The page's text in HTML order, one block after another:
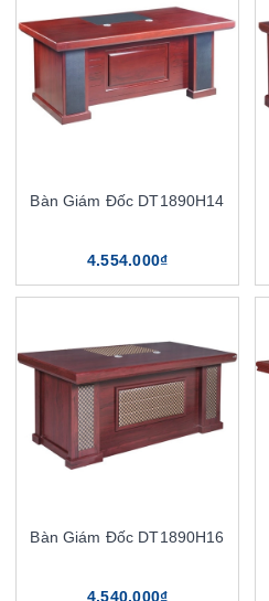
Bàn Giám Đốc DT1890H14
4.554.000₫
Bàn Giám Đốc DT1890H16
4.540.000₫